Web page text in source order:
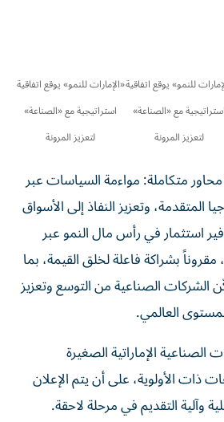
للنمو» يوقع اتفاقية
استراتيجية مع «الصناعة»
لتعزيز المرونة
«الإمارات للنمو» يوقع اتفاقية
استراتيجية مع «الصناعة»
لتعزيز المرونة
محاور متكاملة: مواءمة السياسات عبر
المتقدمة، وتعزيز النفاذ إلى الأسواق
استثمار في رأس مال النمو عبر
بشراكة فاعلة لخلق القيمة، بما
الشركات الصناعية من التوسع وتعزيز
العالمي.
الصناعية الإماراتية الصغيرة
ذات الأولوية، على أن يتم الإعلان
وآلية التقديم في مرحلة لاحقة.